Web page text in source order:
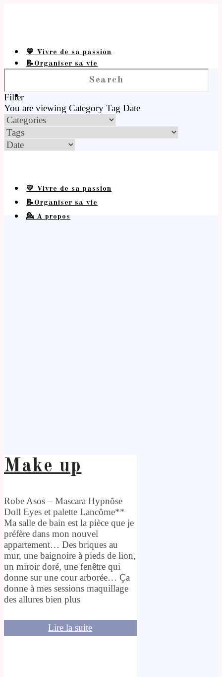
💛 Vivre de sa passion
📝Organiser sa vie
Filter
You are viewing Category Tag Date
💛 Vivre de sa passion
📝Organiser sa vie
💁 A propos
Make up
Robe Asos – Mascara Hypnôse
Doll Eyes et palette Lancôme**
Ma salle de bain est la pièce que je
préfère dans mon nouvel
appartement… Des briques au
mur, une baignoire à pieds de lion,
un miroir doré, une fenêtre qui
donne sur une cour arborée… Ça
donne à mes sessions maquillage
des allures bien plus
Lire la suite